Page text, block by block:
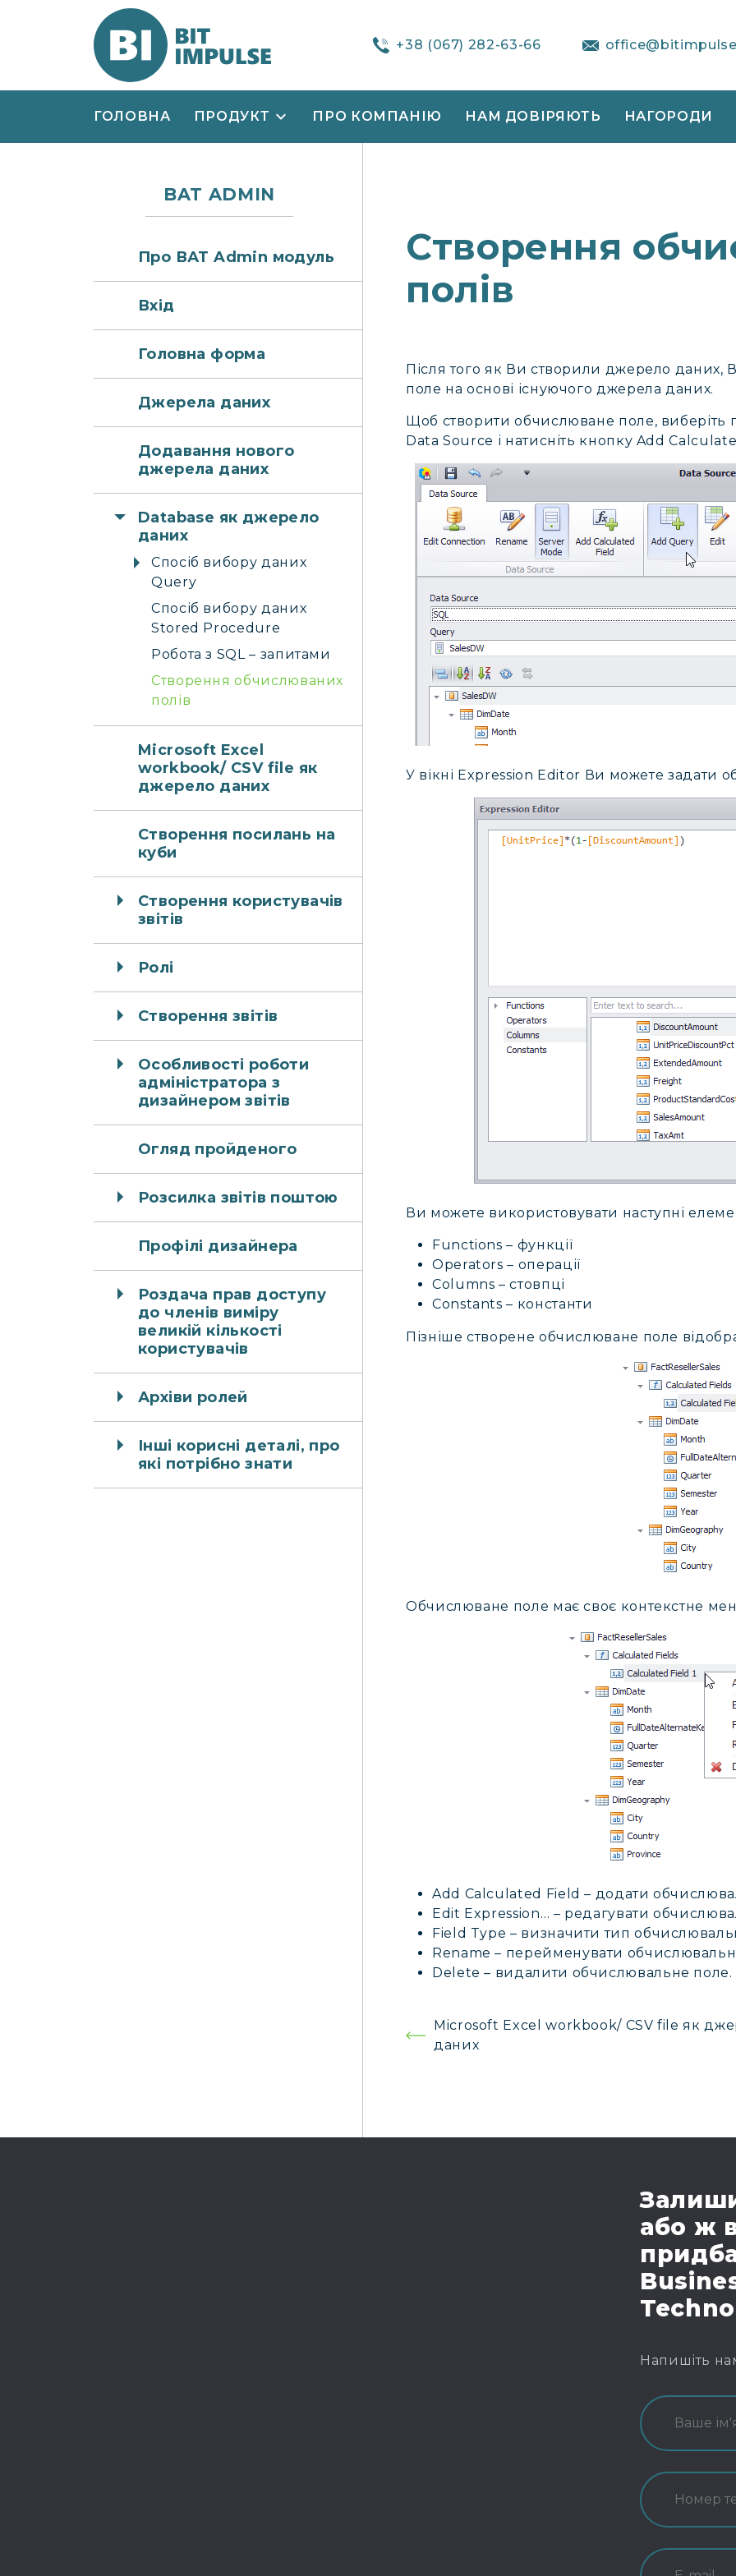
+38 (067) 282-63-66
ГОЛОВНА ПРОДУКТ ПРО КОМПАНІЮ НАМ ДОВІРЯЮТЬ НАГОРОДИ
Створення
полів
Після того як Ви створили джерело
поле на основі існуючого джерела даних.
Щоб створити обчислюване поле, виберіть
Data Source і натисніть кнопку Add
У вікні Expression Editor Ви можете задати
Ви можете використовувати наступні
Functions – функції
Operators – операції
Columns – стовпці
Constants – константи
Пізніше створене обчислюване поле
Обчислюване поле має своє контекстне
Add Calculated Field – додати
Edit Expression… – редагувати
Field Type – визначити тип
Rename – перейменувати
Delete – видалити обчислювальне поле.
Навігація
Microsoft Excel workbook/ CSV file як
даних
BAT ADMIN
Про ВАТ Admin модуль
Вхід
Головна форма
Джерела даних
Додавання нового
джерела даних
Database як джерело
даних
Спосіб вибору даних
Query
Спосіб вибору даних
Stored Procedure
Робота з SQL – запитами
Створення обчислюваних
полів
Microsoft Excel
workbook/ CSV file як
джерело даних
Створення посилань на
куби
Створення користувачів
звітів
Ролі
Створення звітів
Особливості роботи
адміністратора з
дизайнером звітів
Огляд пройденого
Розсилка звітів поштою
Профілі дизайнера
Роздача прав доступу
до членів виміру
великій кількості
користувачів
Архіви ролей
Інші корисні деталі, про
які потрібно знати
або ж
Напишіть